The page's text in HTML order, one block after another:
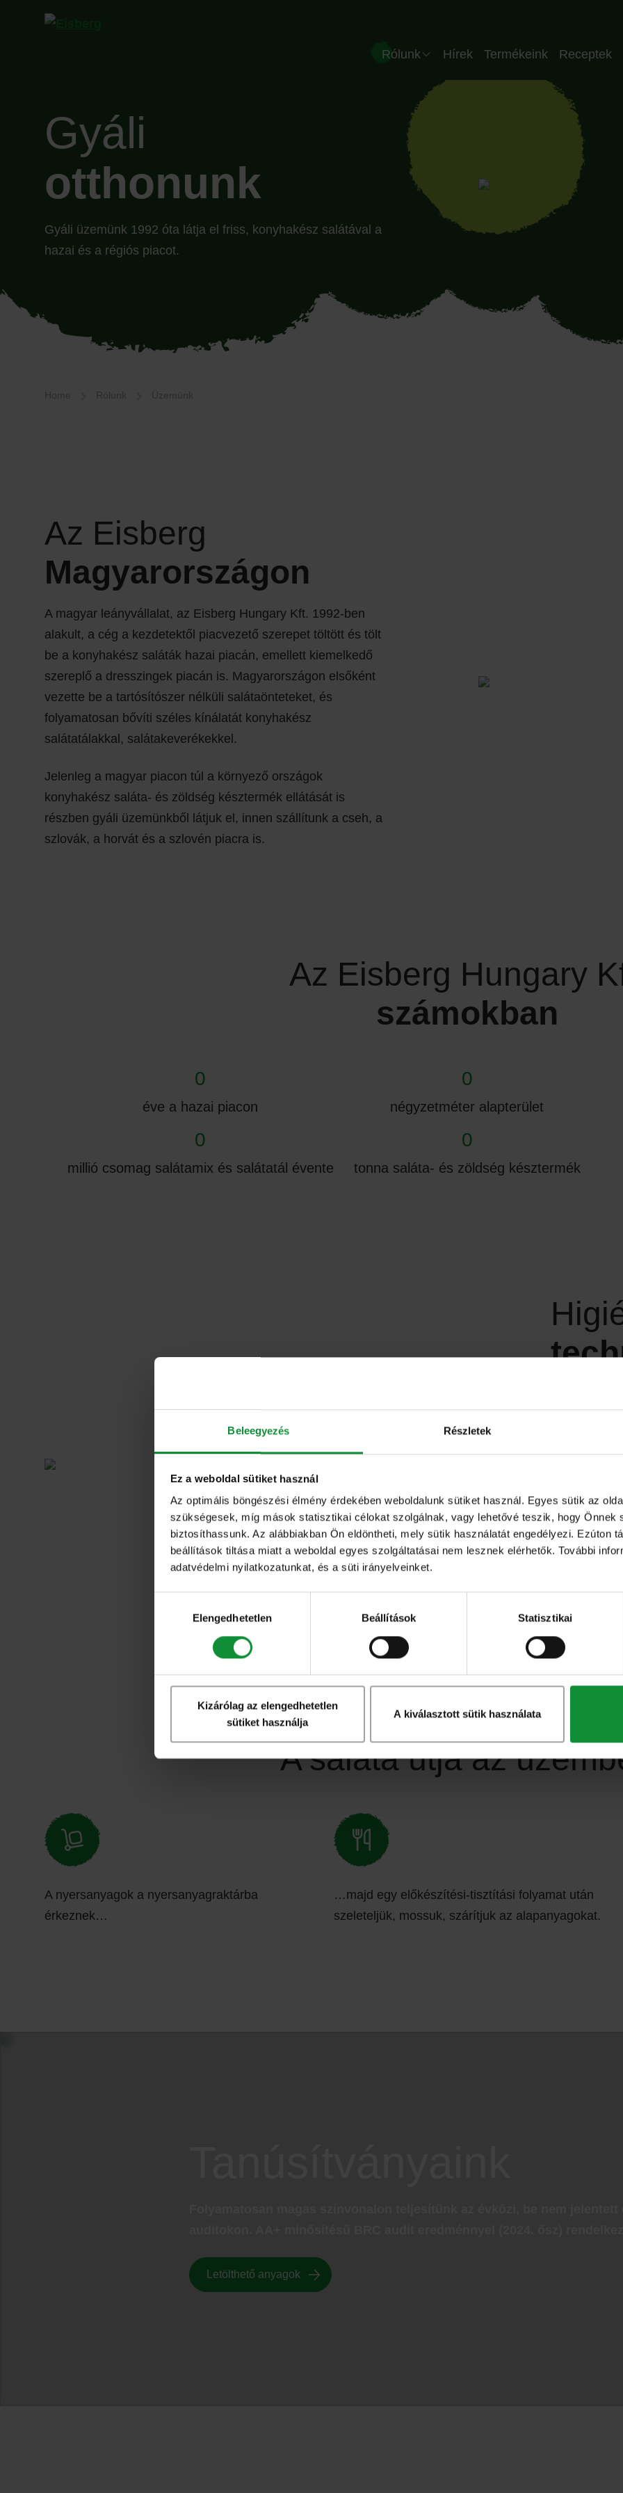
Beleegyezés Részletek
Ez a weboldal sütiket használ
Az optimális böngészési élmény érdekében weboldalunk sütiket használ. Egyes sütik az
szükségesek, míg mások statisztikai célokat szolgálnak, vagy lehetővé teszik, hogy Önnek
biztosíthassunk. Az alábbiakban Ön eldöntheti, mely sütik használatát engedélyezi. Ezúton
beállítások tiltása miatt a weboldal egyes szolgáltatásai nem lesznek elérhetők. További
adatvédelmi nyilatkozatunkat, és a süti irányelveinket.
kiválasztásaElengedhetetlen Beállítások Statisztikai
Kizárólag az elengedhetetlen
sütiket használja
A kiválasztott sütik használata
Header HU
Rólunk
Vállalat
Csapatunk
Minőség
Üzemünk
Hírek Termékeink Receptek
Gyáli
otthonunk
Gyáli üzemünk 1992 óta látja el friss, konyhakész salátával a
hazai és a régiós piacot.
Az Eisberg
Magyarországon
A magyar leányvállalat, az Eisberg Hungary Kft. 1992-ben
alakult, a cég a kezdetektől piacvezető szerepet töltött és tölt
be a konyhakész saláták hazai piacán, emellett kiemelkedő
szereplő a dresszingek piacán is. Magyarországon elsőként
vezette be a tartósítószer nélküli salátaönteteket, és
folyamatosan bővíti széles kínálatát konyhakész
salátatálakkal, salátakeverékekkel.
Jelenleg a magyar piacon túl a környező országok
konyhakész saláta- és zöldség késztermék ellátását is
részben gyáli üzemünkből látjuk el, innen szállítunk a cseh, a
szlovák, a horvát és a szlovén piacra is.
Az Eisberg Hungary
számokban
0
éve a hazai piacon
0
négyzetméter alapterület
0
millió csomag salátamix és salátatál évente
0
tonna saláta- és zöldség késztermék
A
betartása
folyamatok
kiegészítik.
színű
(pl. kártevő,
csomagolt
légterű
minőségét
A saláta útja az
A nyersanyagok a nyersanyagraktárba
érkeznek…
…majd egy előkészítési-tisztítási folyamat után
szeleteljük, mossuk, szárítjuk az alapanyagokat.
Letölthető anyagok